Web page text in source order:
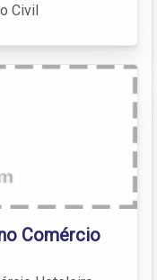
Civil
Comércio